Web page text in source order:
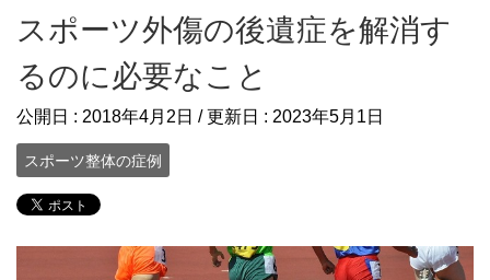
スポーツ外傷の後遺症を解消す
るのに必要なこと
公開日 : 2018年4月2日 / 更新日 : 2023年5月1日
スポーツ整体の症例